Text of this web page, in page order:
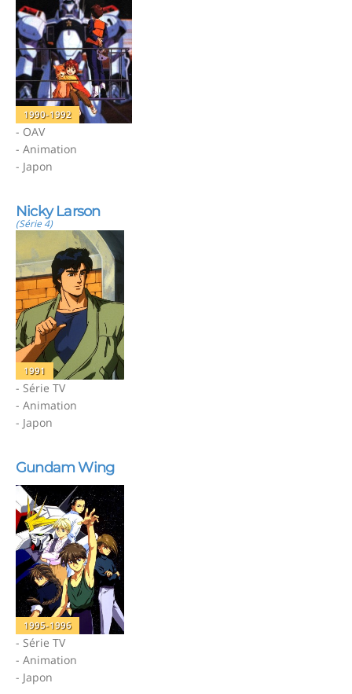
1990-1992
- OAV
- Animation
- Japon
Nicky Larson
(Série 4)
1991
- Série TV
- Animation
- Japon
Gundam Wing
1995-1996
- Série TV
- Animation
- Japon